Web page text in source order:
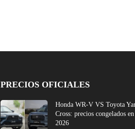
PRECIOS OFICIALES
Honda WR-V VS Toyota
Cross: precios congelados
2026